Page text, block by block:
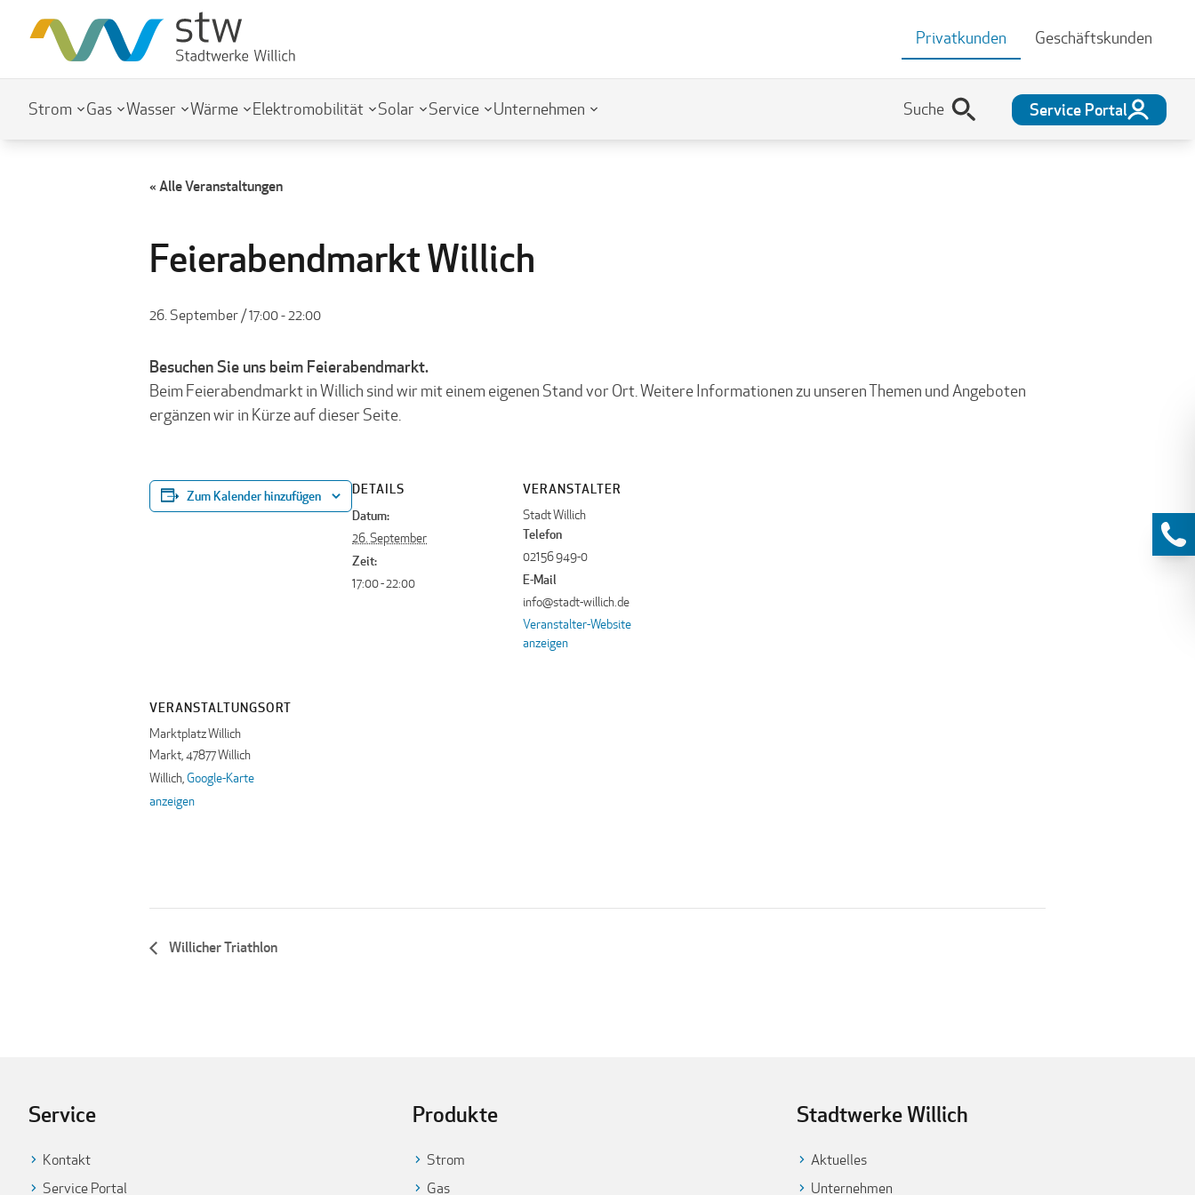
Privatkunden Geschäftskunden
Strom Gas Wasser Wärme Elektromobilität Solar Service Unternehmen Service Portal
« Alle Veranstaltungen
Feierabendmarkt Willich
26. September / 17:00-22:00
Besuchen Sie uns beim Feierabendmarkt.
Beim Feierabendmarkt in Willich sind wir mit einem eigenen Stand vor Ort. Weitere Informationen zu unseren Themen und Angeboten
ergänzen wir in Kürze auf dieser Seite.
Zum Kalender hinzufügen
DETAILS
Datum:
26. September
Zeit:
17:00 - 22:00
VERANSTALTER
Stadt Willich
Telefon
02156 949-0
E-Mail
info@stadt-willich.de
Veranstalter-Website
anzeigen
VERANSTALTUNGSORT
Marktplatz Willich
Markt, 47877 Willich
Willich,Google-Karte
anzeigen
Willicher Triathlon
Service
Kontakt
Service Portal
Produkte
Strom
Gas
Stadtwerke Willich
Aktuelles
Unternehmen